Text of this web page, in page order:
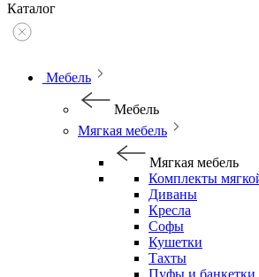
Каталог
Мебель
Мебель
Мягкая мебель
Мягкая мебель
Комплекты
Диваны
Кресла
Софы
Кушетки
Тахты
Пуфы и банкетки